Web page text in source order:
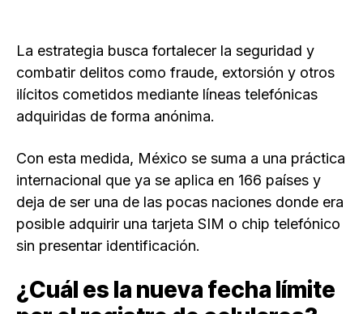
La estrategia busca fortalecer la seguridad y
combatir delitos como fraude, extorsión y otros
ilícitos cometidos mediante líneas telefónicas
adquiridas de forma anónima.
Con esta medida, México se suma a una práctica
internacional que ya se aplica en 166 países y
deja de ser una de las pocas naciones donde era
posible adquirir una tarjeta SIM o chip telefónico
sin presentar identificación.
¿Cuál es la nueva fecha límite